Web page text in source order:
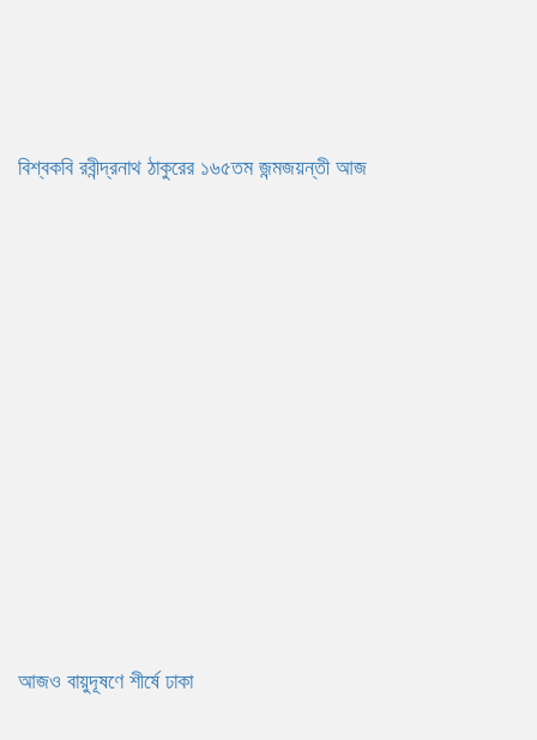
বিশ্বকবি রবীন্দ্রনাথ ঠাকুরের ১৬৫তম জন্মজয়ন্তী আজ
আজও বায়ুদূষণে শীর্ষে ঢাকা